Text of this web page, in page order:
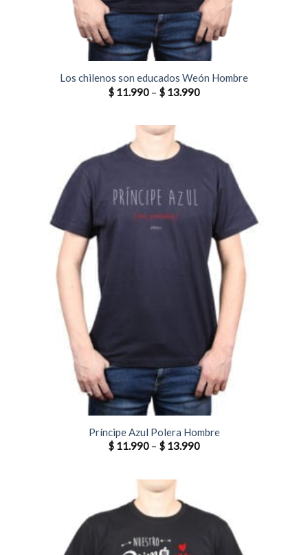
Los chilenos son educados Weón Hombre
$ 11.990 – $ 13.990
Príncipe Azul Polera Hombre
$ 11.990 – $ 13.990